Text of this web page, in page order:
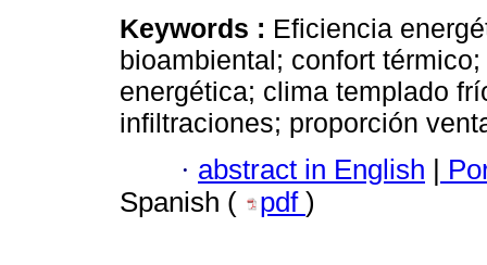
Keywords : Eficiencia
bioambiental; confort
energética; clima templado
infiltraciones; proporción
· abstract in English |
Spanish (
pdf )